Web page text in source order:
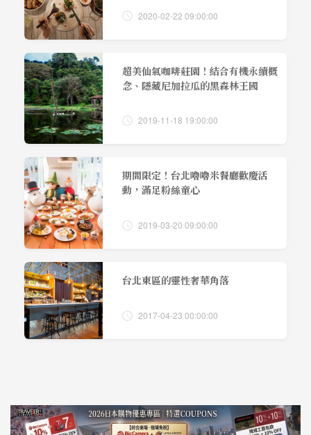
2020-02-22 09:00:00
超美仙氣咖啡莊園！結合有機永續概
念、隱藏尼加拉瓜的黑森林王國
2019-11-18 19:00:00
期間限定！台北嚕嚕米餐廳歡慶活
動，滿足粉絲童心
2019-03-20 09:00:00
台北東區的靈性奢華角落
2017-04-23 00:00:00